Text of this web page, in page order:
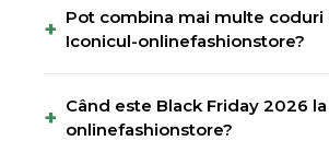
+ Pot combina mai multe
Iconicul-onlinefashionstore?
+ Când este Black Friday 2026
onlinefashionstore?